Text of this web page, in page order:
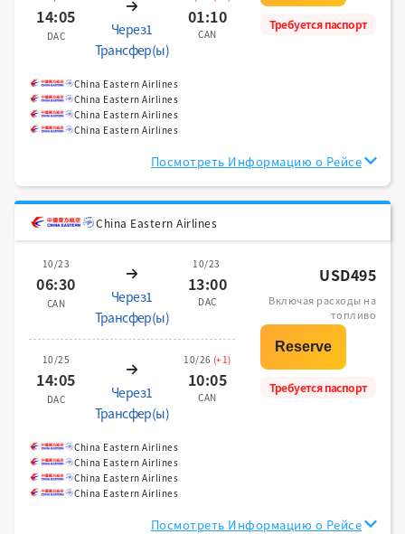
14:05
DAC
Через1
Трансфер(ы)
01:10
CAN
Требуется паспорт
China Eastern Airlines
China Eastern Airlines
China Eastern Airlines
China Eastern Airlines
Посмотреть Информацию о Рейсе
China Eastern Airlines
10/23
06:30
CAN
Через1
Трансфер(ы)
10/23
13:00
DAC
10/25
14:05
DAC
Через1
Трансфер(ы)
10/26 (+1)
10:05
CAN
USD495
Включая расходы на
топливо
Требуется паспорт
China Eastern Airlines
China Eastern Airlines
China Eastern Airlines
China Eastern Airlines
Посмотреть Информацию о Рейсе